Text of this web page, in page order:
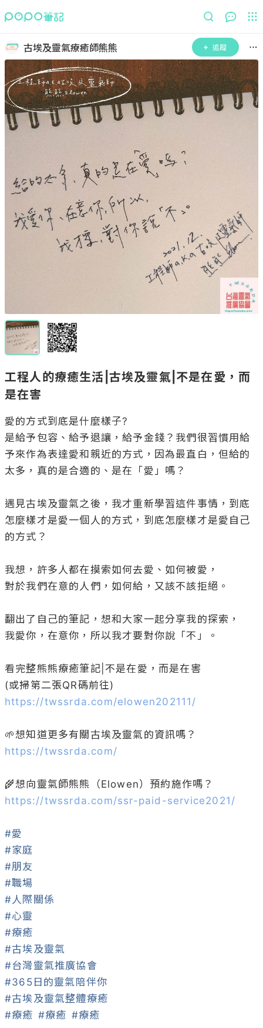
古埃及靈氣療癒師熊熊 追蹤
工程人的療癒生活|古埃及靈氣|不是在愛，而
是在害
愛的方式到底是什麼樣子?
是給予包容、給予退讓，給予金錢？我們很習慣用給
予來作為表達愛和親近的方式，因為最直白，但給的
太多，真的是合適的、是在「愛」嗎？
遇見古埃及靈氣之後，我才重新學習這件事情，到底
怎麼樣才是愛一個人的方式，到底怎麼樣才是愛自己
的方式？
我想，許多人都在摸索如何去愛、如何被愛，
對於我們在意的人們，如何給，又該不該拒絕。
翻出了自己的筆記，想和大家一起分享我的探索，
我愛你，在意你，所以我才要對你說「不」。
看完整熊熊療癒筆記|不是在愛，而是在害
https://twssrda.com/elowen202111/
https://twssrda.com/
https://twssrda.com/ssr-paid-service2021/
#愛
#家庭
#朋友
#職場
#人際關係
#心靈
#療癒
#古埃及靈氣
#台灣靈氣推廣協會
#365日的靈氣陪伴你
#古埃及靈氣整體療癒
#療癒 #療癒 #療癒